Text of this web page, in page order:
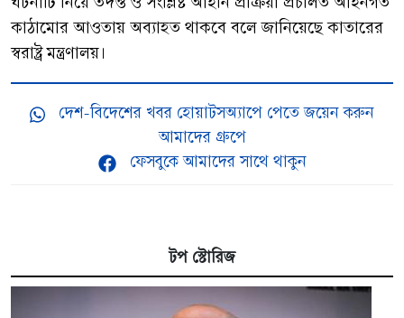
টপ স্টোরিজ
ঘটনাটি নিয়ে তদন্ত ও সংশ্লিষ্ট আইনি প্রক্রিয়া প্রচলিত আইনগত
কাঠামোর আওতায় অব্যাহত থাকবে বলে জানিয়েছে কাতারের
স্বরাষ্ট্র মন্ত্রণালয়।
দেশ-বিদেশের খবর হোয়াটসঅ্যাপে পেতে জয়েন করুন
আমাদের গ্রুপে
ফেসবুকে আমাদের সাথে থাকুন